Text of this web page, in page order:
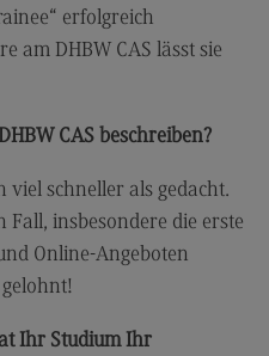
and Artificial
erfolgreich
am DHBW CAS lässt sie
CAS beschreiben?
viel schneller als gedacht.
insbesondere die erste
Online-Angeboten
Ihr Studium Ihr